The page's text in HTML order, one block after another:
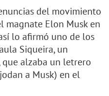
del movimiento
magnate Elon Musk en
lo afirmó uno de los
Siqueira, un
alzaba un letrero
a Musk) en el